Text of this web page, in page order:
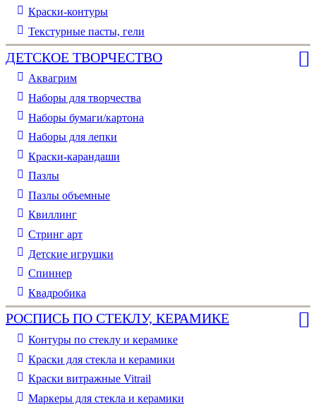
Краски-контуры
Текстурные пасты, гели
ДЕТСКОЕ ТВОРЧЕСТВО
Аквагрим
Наборы для творчества
Наборы бумаги/картона
Наборы для лепки
Краски-карандаши
Пазлы
Пазлы объемные
Квиллинг
Стринг арт
Детские игрушки
Спиннер
Квадробика
РОСПИСЬ ПО СТЕКЛУ, КЕРАМИКЕ
Контуры по стеклу и керамике
Краски для стекла и керамики
Краски витражные Vitrail
Маркеры для стекла и керамики